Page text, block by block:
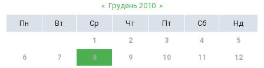
« Грудень 2010 »
Пн
Вт Ср Чт Пт Сб Нд
1 2 3 4 5
6 7 8 9 10 11 12